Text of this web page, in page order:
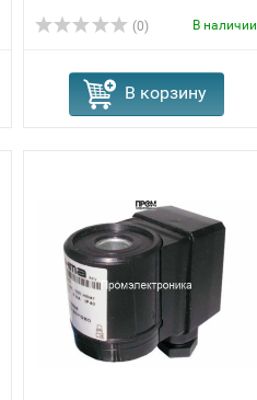
(0) В наличии
В корзину